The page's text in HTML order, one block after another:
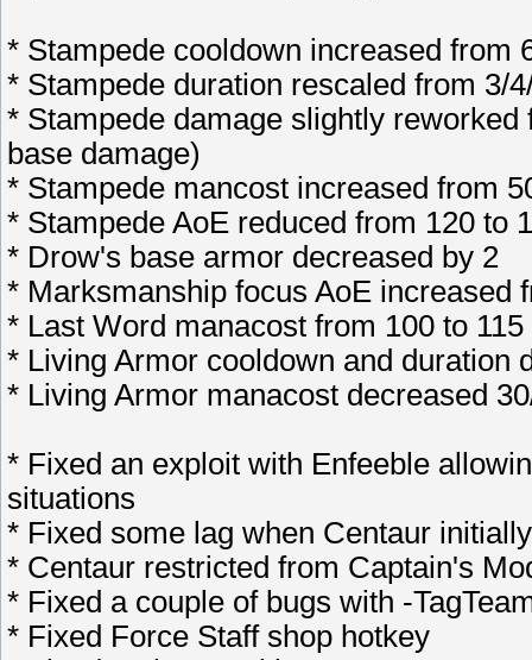
* Stampede cooldown increased from
* Stampede duration rescaled from 3/
* Stampede damage slightly
base damage)
* Stampede mancost increased from
* Stampede AoE reduced from 120 to
* Drow's base armor decreased by 2
* Marksmanship focus AoE increased
* Last Word manacost from 100 to 115
* Living Armor cooldown and duration
* Living Armor manacost decreased
* Fixed an exploit with Enfeeble
situations
* Fixed some lag when Centaur
* Centaur restricted from Captain's
* Fixed a couple of bugs with -
* Fixed Force Staff shop hotkey